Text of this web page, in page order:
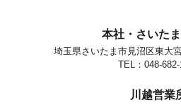
本社・さいた
埼玉県さいたま市見沼区東大
TEL：048-
川越営業